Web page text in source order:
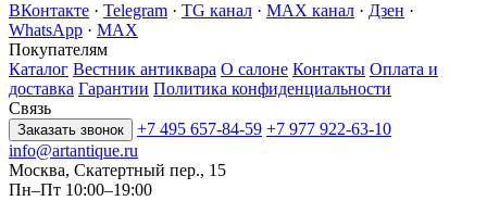
ВКонтакте · Telegram · TG канал · MAX канал · Дзен ·
WhatsApp · MAX
Покупателям
Каталог Вестник антиквара О салоне Контакты Оплата и
доставка Гарантии Политика конфиденциальности
Связь
Заказать звонок +7 495 657-84-59 +7 977 922-63-10
info@artantique.ru
Москва, Скатертный пер., 15
Пн–Пт 10:00–19:00